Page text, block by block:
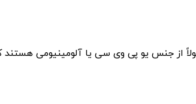
از جنس یو پی وی سی یا آلومینیومی هستند